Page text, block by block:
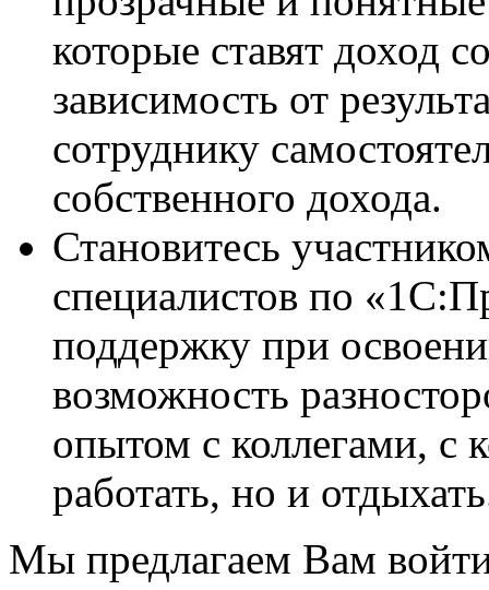
которые ставят доход
зависимость от
сотруднику
собственного дохода.
Становитесь
специалистов по
поддержку при
возможность
опытом с коллегами, с
работать, но и
Мы предлагаем Вам